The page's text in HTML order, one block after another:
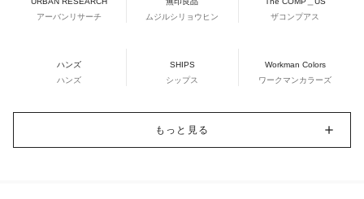
アーバンリサーチ
ムジルシリョウヒン
ザコンプアス
ハンズ
ハンズ
SHIPS
シップス
Workman Colors
ワークマンカラーズ
もっと見る